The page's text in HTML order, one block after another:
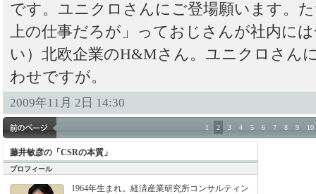
です。ユニクロさんにご登場願います。
上の仕事だろが」っておじさんが社内に
い）北欧企業のH&Mさん。ユニクロさん
わせですが。
2009年11月 2日 14:30
1 2 3 4 5 6 7 8 9 10
藤井敏彦の「CSRの本質」
プロフィール
1964年生まれ。経済産業研究所コンサルティン